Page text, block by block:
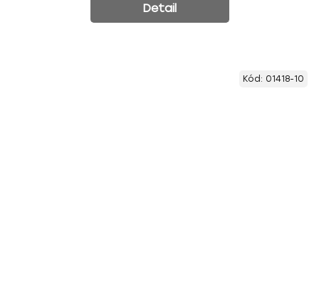
Detail
Kód: 01418-10